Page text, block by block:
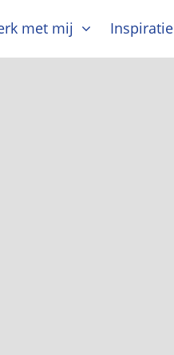
met mij Inspiratie